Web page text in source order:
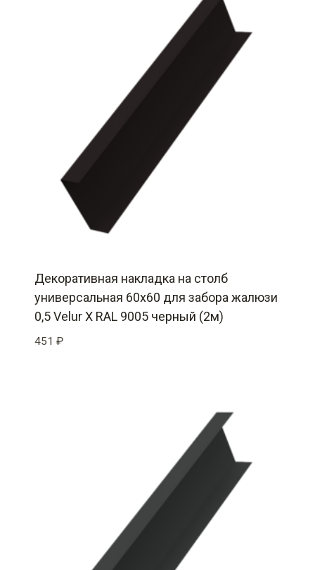
Декоративная накладка на столб
универсальная 60х60 для забора жалюзи
0,5 Velur X RAL 9005 черный (2м)
451 ₽